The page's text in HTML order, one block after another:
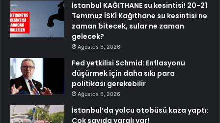
İstanbul KAĞITHANE su kesintisi! 20-21
Temmuz İSKİ Kağıthane su kesintisi ne
zaman bitecek, sular ne zaman
gelecek?
Ağustos 6, 2026
Fed yetkilisi Schmid: Enflasyonu
düşürmek için daha sıkı para
politikası gerekebilir
Ağustos 6, 2026
İstanbul’da yolcu otobüsü kaza yaptı:
Çok sayıda yaralı var!